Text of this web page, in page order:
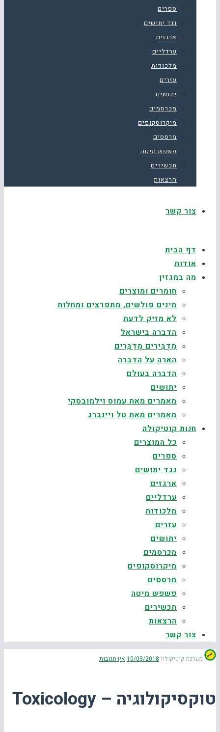
ספרים
נגד יתושים
ארגזים
ערדליים
מלכודות
עזרים
יתושים
מכרסמים
מיקרוסקופים
מרססים
פשפש מיטה
תכשירים
הרצאות
צור קשר
דף הבית
אודות
מה במגזין
חומרים ומוצרים
מינים פולשים, מתפרצים ומחלות
לא מזיק לדעת
הדברה בישראל
מַדְבִּירִים מְדַבְּרִים
הארה על הדברה
הדברה בעולם
יתושים
מאמרים מאת עמוס וילמובסקי
מאמרים מאת טל ויינברג
חנות קוטיקולה
כל המוצרים
ספרים
נגד יתושים
ארגזים
ערדליים
מלכודות
עזרים
יתושים
מכרסמים
מיקרוסקופים
מרססים
פשפש מיטה
תכשירים
הרצאות
צור קשר
מערכת קוטיקולה 10/03/2018 אין תגובות
טוקסיקולוגיה – Toxicology